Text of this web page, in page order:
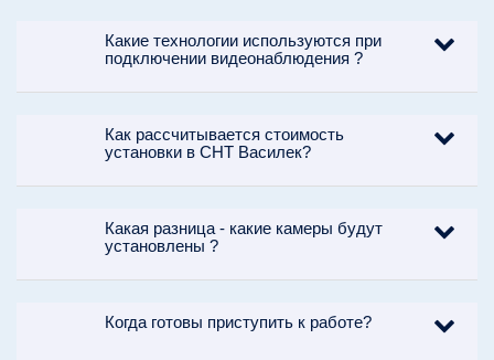
Какие технологии используются при
подключении видеонаблюдения ?
Как рассчитывается стоимость
установки в СНТ Василек?
Какая разница - какие камеры будут
установлены ?
Когда готовы приступить к работе?